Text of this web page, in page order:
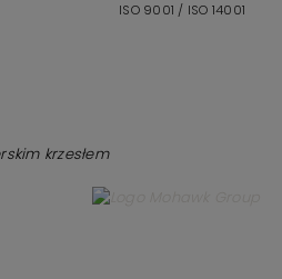
ISO 9001 / ISO 14001